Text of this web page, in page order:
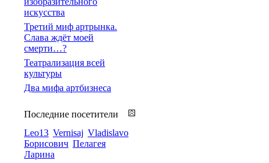
искусства
Третий миф артрынка.
Слава ждёт моей
смерти…?
Театрализация всей
культуры
Два мифа артбизнеса
Последние посетители
Leo13 Vernisaj Vladislavo
Борисович Пелагея
Ларина